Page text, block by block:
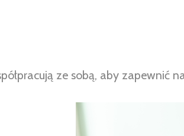
ze sobą, aby zapewnić